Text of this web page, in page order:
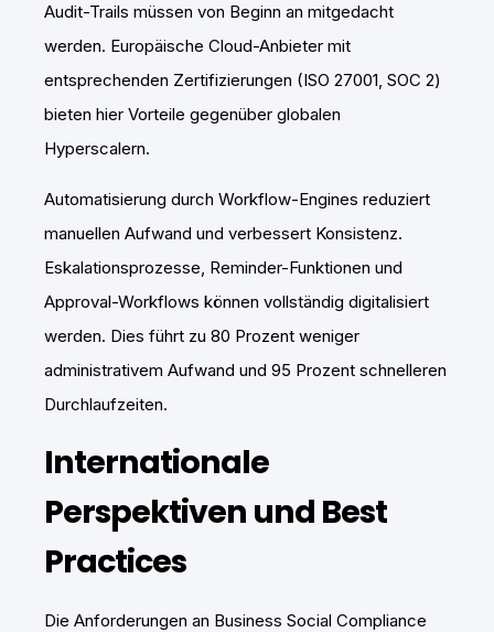
Audit-Trails müssen von Beginn an mitgedacht
werden. Europäische Cloud-Anbieter mit
entsprechenden Zertifizierungen (ISO 27001, SOC 2)
bieten hier Vorteile gegenüber globalen
Hyperscalern.
Automatisierung durch Workflow-Engines reduziert
manuellen Aufwand und verbessert Konsistenz.
Eskalationsprozesse, Reminder-Funktionen und
Approval-Workflows können vollständig digitalisiert
werden. Dies führt zu 80 Prozent weniger
administrativem Aufwand und 95 Prozent schnelleren
Durchlaufzeiten.
Internationale
Perspektiven und Best
Practices
Die Anforderungen an Business Social Compliance